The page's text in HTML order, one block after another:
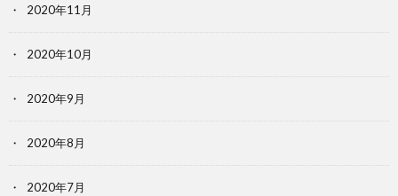
2020年11月
2020年10月
2020年9月
2020年8月
2020年7月